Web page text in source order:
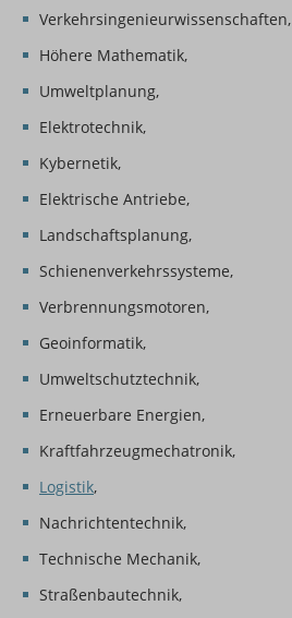
Verkehrsingenieurwissenschaften,
Höhere Mathematik,
Umweltplanung,
Elektrotechnik,
Kybernetik,
Elektrische Antriebe,
Landschaftsplanung,
Schienenverkehrssysteme,
Verbrennungsmotoren,
Geoinformatik,
Umweltschutztechnik,
Erneuerbare Energien,
Kraftfahrzeugmechatronik,
Logistik,
Nachrichtentechnik,
Technische Mechanik,
Straßenbautechnik,